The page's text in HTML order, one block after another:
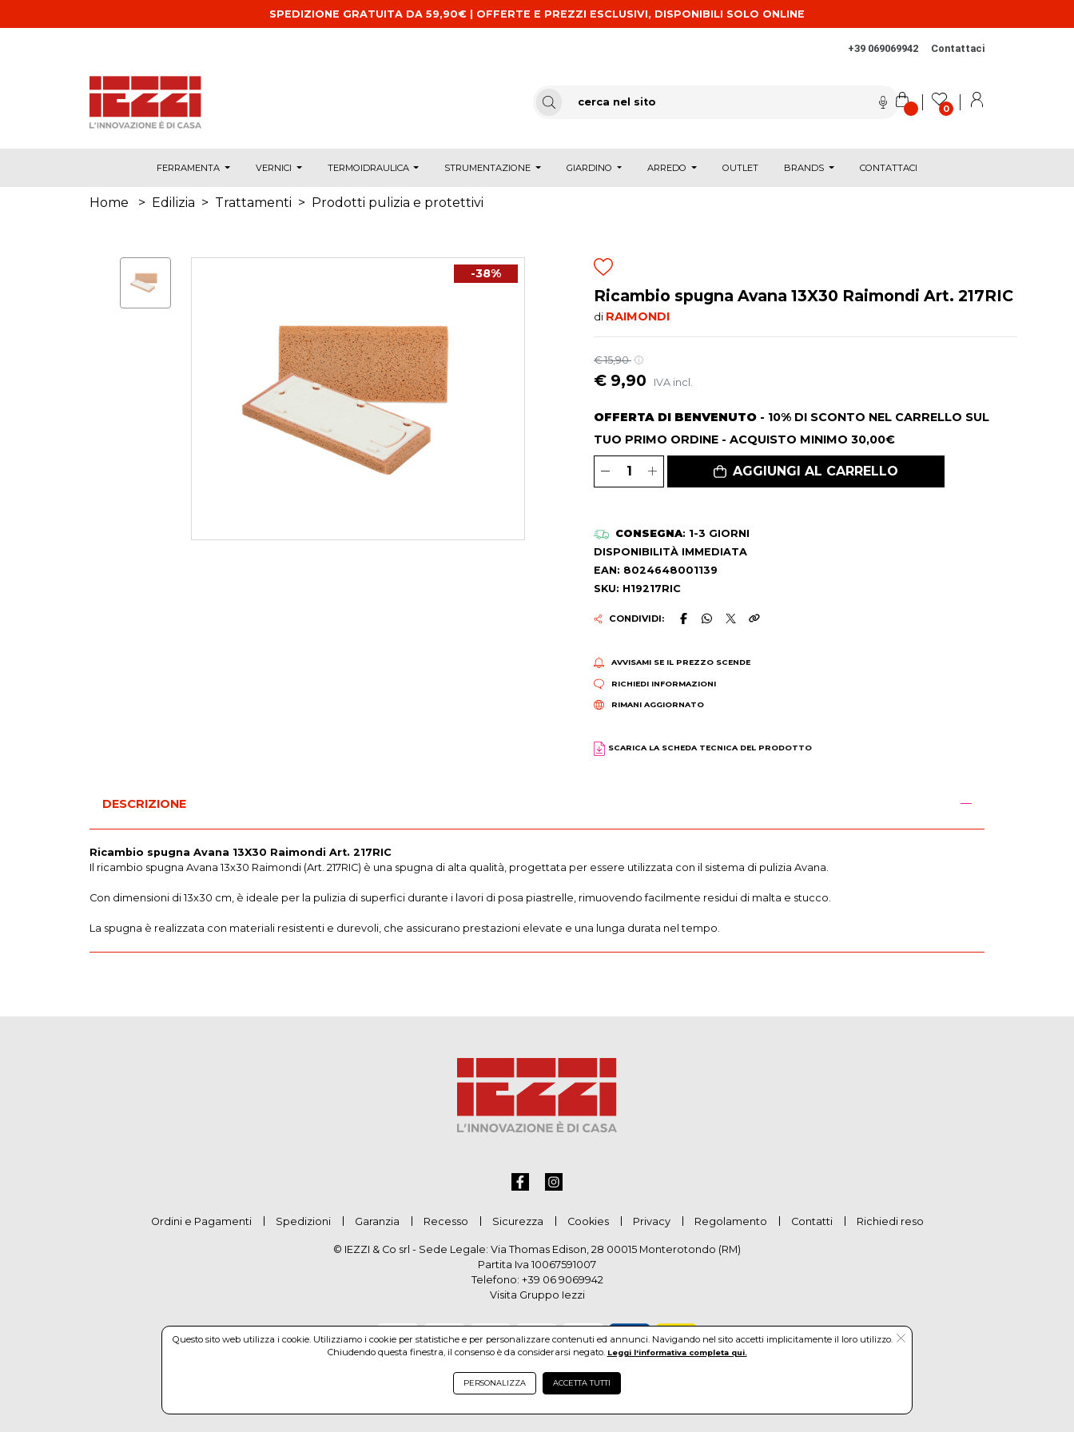
SPEDIZIONE GRATUITA DA 59,90€ | OFFERTE E PREZZI ESCLUSIVI, DISPONIBILI SOLO ONLINE
+39 069069942 Contattaci
0
FERRAMENTA VERNICI TERMOIDRAULICA STRUMENTAZIONE GIARDINO ARREDO OUTLET BRANDS CONTATTACI
Home > Edilizia > Trattamenti > Prodotti pulizia e protettivi
-38%
Ricambio spugna Avana 13X30 Raimondi Art. 217RIC
di RAIMONDI
€ 15,90
€ 9,90 IVA incl.
OFFERTA DI BENVENUTO - 10% DI SCONTO NEL CARRELLO SUL
TUO PRIMO ORDINE - ACQUISTO MINIMO 30,00€
AGGIUNGI AL CARRELLO
CONSEGNA: 1-3 GIORNI
DISPONIBILITÀ IMMEDIATA
EAN: 8024648001139
SKU: H19217RIC
CONDIVIDI:
AVVISAMI SE IL PREZZO SCENDE
RICHIEDI INFORMAZIONI
RIMANI AGGIORNATO
SCARICA LA SCHEDA TECNICA DEL PRODOTTO
DESCRIZIONE
Ricambio spugna Avana 13X30 Raimondi Art. 217RIC
Il ricambio spugna Avana 13x30 Raimondi (Art. 217RIC) è una spugna di alta qualità, progettata per essere utilizzata con il sistema di pulizia Avana.
Con dimensioni di 13x30 cm, è ideale per la pulizia di superfici durante i lavori di posa piastrelle, rimuovendo facilmente residui di malta e stucco.
La spugna è realizzata con materiali resistenti e durevoli, che assicurano prestazioni elevate e una lunga durata nel tempo.
Ordini e Pagamenti Spedizioni Garanzia Recesso Sicurezza Cookies Privacy Regolamento Contatti Richiedi reso
© IEZZI & Co srl - Sede Legale: Via Thomas Edison, 28 00015 Monterotondo (RM)
Partita Iva 10067591007
Telefono: +39 06 9069942
Visita Gruppo Iezzi
© Copyright by Gruppo Iezzi. All rights reserved. Powered by Haitex-Zucchetti
Questo sito web utilizza i cookie. Utilizziamo i cookie per statistiche e per personalizzare contenuti ed annunci. Navigando nel sito accetti implicitamente il loro utilizzo.
Chiudendo questa finestra, il consenso è da considerarsi negato. Leggi l'informativa completa qui.
PERSONALIZZA ACCETTA TUTTI